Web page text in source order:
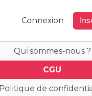
Connexion
Qui sommes-nous ?
CGU
Politique de